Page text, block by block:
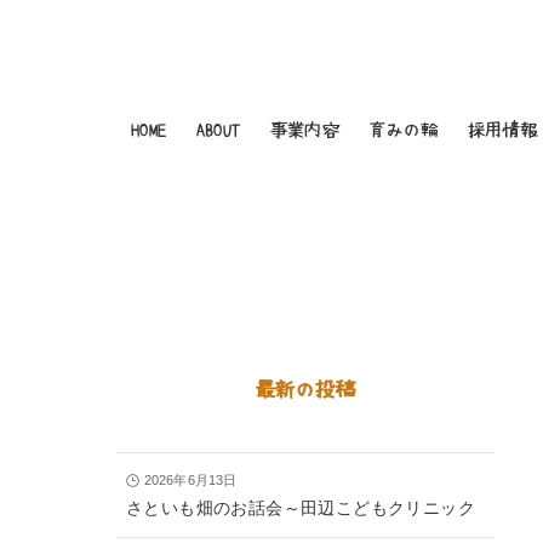
HOME ABOUT 事業内容 育みの輪 採用情報
最新の投稿
2026年6月13日
さといも畑のお話会～田辺こどもクリニック